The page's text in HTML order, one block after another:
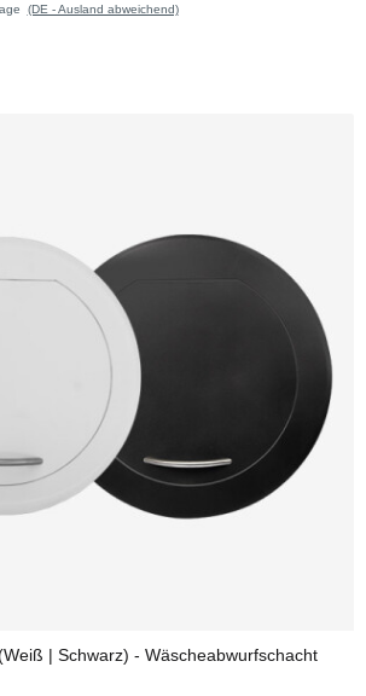
(DE - Ausland abweichend)
| Schwarz) - Wäscheabwurfschacht